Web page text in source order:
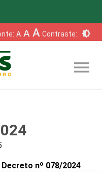
A A A Contraste: brightness_6
menu
Decreto nº 078/2024